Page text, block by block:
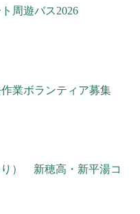
周遊バス2026
業ボランティア募集
） 新穂高・新平湯コ